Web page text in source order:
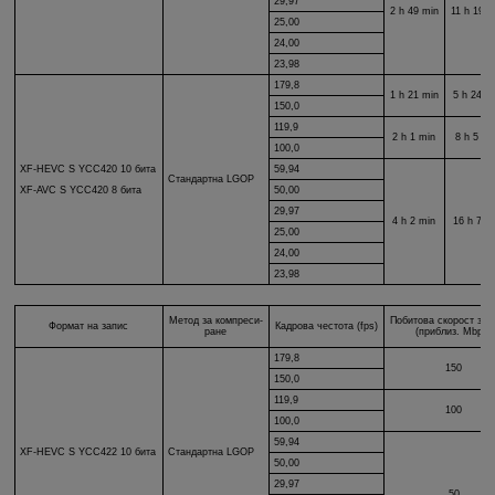
2 h 49 min 11 h 19
25,00
24,00
23,98
XF-HEVC S YCC420 10 бита
XF-AVC S YCC420 8 бита
Стандартна LGOP
179,8
1 h 21 min
5 h 24
150,0
119,9
2 h 1 min
8 h 5
100,0
59,94
4 h 2 min 16 h 7
50,00
29,97
25,00
24,00
23,98
Формат на запис
Метод за компреси-
ране
Кадрова честота (fps)
Побитова скорост за
(приблиз. Mbps)
XF-HEVC S YCC422 10 бита Стандартна LGOP
179,8
150
150,0
119,9
100
100,0
59,94
50,00
29,97